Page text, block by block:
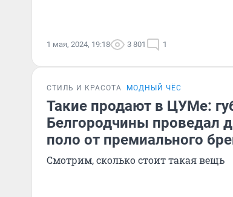
1 мая, 2024, 19:18 3 801 1
СТИЛЬ И КРАСОТА МОДНЫЙ ЧЁС
Такие продают в ЦУМе:
Белгородчины проведал
поло от премиального
Смотрим, сколько стоит такая вещь